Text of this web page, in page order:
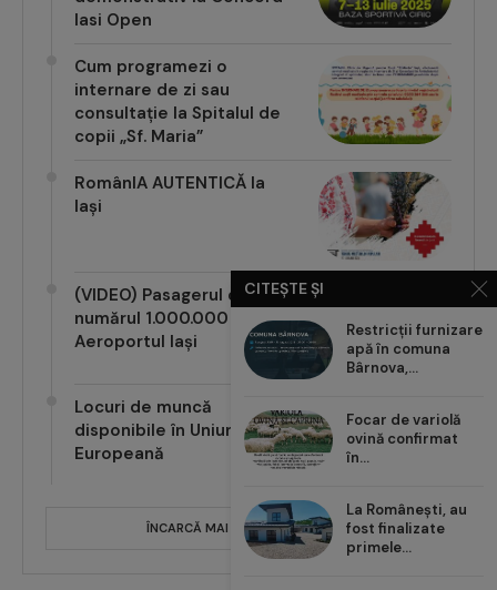
Iasi Open
Cum programezi o
internare de zi sau
consultație la Spitalul de
copii „Sf. Maria”
RomânIA AUTENTICĂ la
Iași
(VIDEO) Pasagerul cu
numărul 1.000.000 pe
Aeroportul Iași
Locuri de muncă
disponibile în Uniunea
Europeană
ÎNCARCĂ MAI MULTE POSTĂRI
CITEȘTE ȘI
Restricții furnizare
apă în comuna
Bârnova,...
Focar de variolă
ovină confirmat
în...
La Românești, au
fost finalizate
primele...